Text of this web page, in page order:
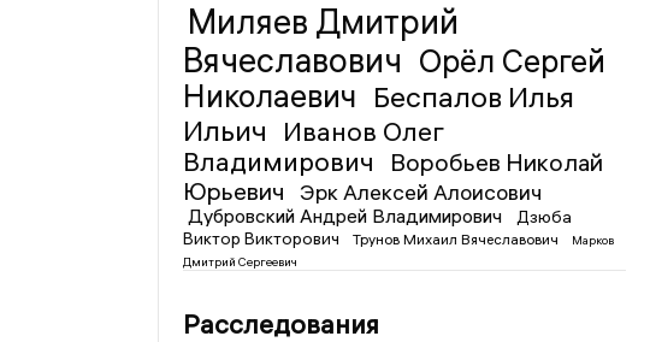
Миляев Дмитрий
Вячеславович Орёл Сергей
Николаевич Беспалов Илья
Ильич
Иванов Олег
Владимирович
Воробьев Николай
Юрьевич
Эрк Алексей Алоисович
Дубровский Андрей Владимирович
Дзюба
Виктор Викторович
Трунов Михаил Вячеславович
Марков
Дмитрий Сергеевич
Расследования